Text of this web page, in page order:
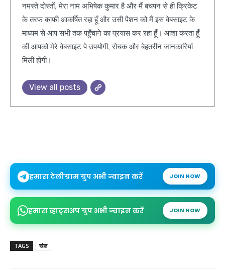
नमस्ते दोस्तों, मेरा नाम अभिषेक कुमार है और मैं बचपन से ही क्रिकेट
के तरफ काफी आकर्षित रहा हूँ और उसी पैशन को मैं इस वेबसाइट के
माध्यम से आप सभी तक पहुँचाने का प्रयास कर रहा हूँ। आशा करता हूँ
की आपको मेरे वेबसाइट पे उपयोगी, रोचक और बेहतरीन जानकारियां
मिली होंगी।
View all posts
हमारा टेलीग्राम ग्रुप अभी ज्वाइन करें JOIN NOW
हमारा व्हाट्सअप ग्रुप अभी ज्वाइन करें JOIN NOW
TAGS खेल